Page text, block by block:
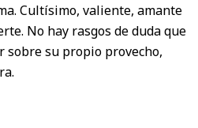
Cultísimo, valiente, amante
No hay rasgos de duda que
sobre su propio provecho,